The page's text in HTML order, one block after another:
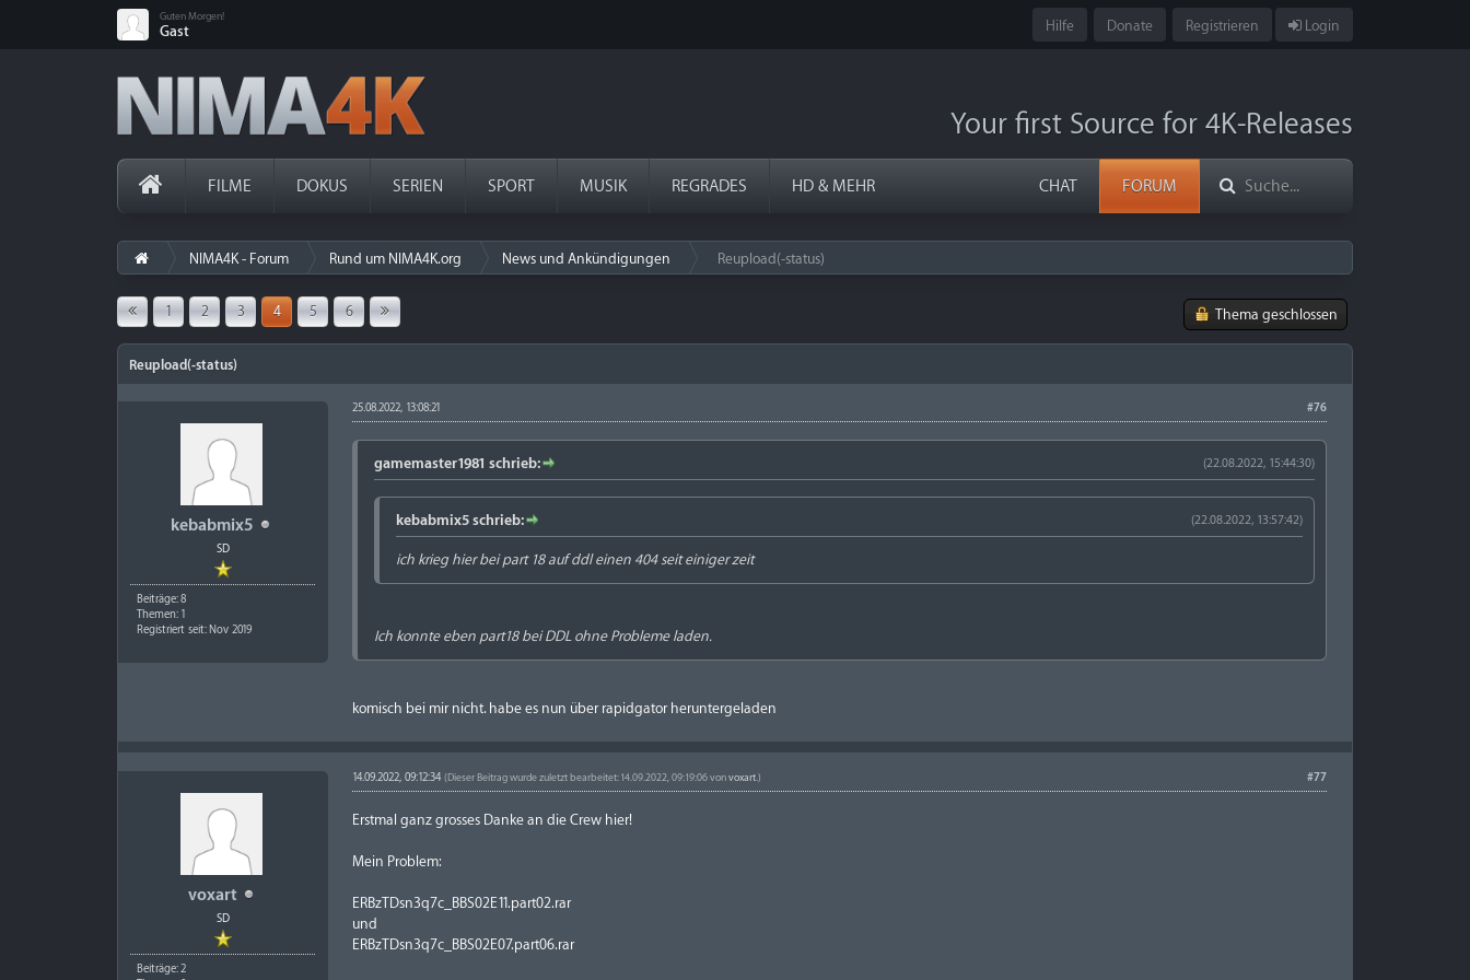
Guten Morgen!
Gast Hilfe Donate Registrieren Login
Your first Source for 4K-Releases
FILME DOKUS SERIEN SPORT MUSIK REGRADES HD & MEHR CHAT FORUM
NIMA4K - Forum Rund um NIMA4K.org News und Ankündigungen Reupload(-status)
1 2 3 4 5 6 Thema geschlossen
Reupload(-status)
kebabmix5
SD
Beiträge: 8
Themen: 1
Registriert seit: Nov 2019
#76
25.08.2022, 13:08:21
(22.08.2022, 15:44:30)
gamemaster1981 schrieb:
(22.08.2022, 13:57:42)
kebabmix5 schrieb:
ich krieg hier bei part 18 auf ddl einen 404 seit einiger zeit
Ich konnte eben part18 bei DDL ohne Probleme laden.
komisch bei mir nicht. habe es nun über rapidgator heruntergeladen
voxart
SD
Beiträge: 2
#77
14.09.2022, 09:12:34(Dieser Beitrag wurde zuletzt bearbeitet: 14.09.2022, 09:19:06 vonvoxart.)
Erstmal ganz grosses Danke an die Crew hier!
Mein Problem:
ERBzTDsn3q7c_BBS02E11.part02.rar
und
ERBzTDsn3q7c_BBS02E07.part06.rar